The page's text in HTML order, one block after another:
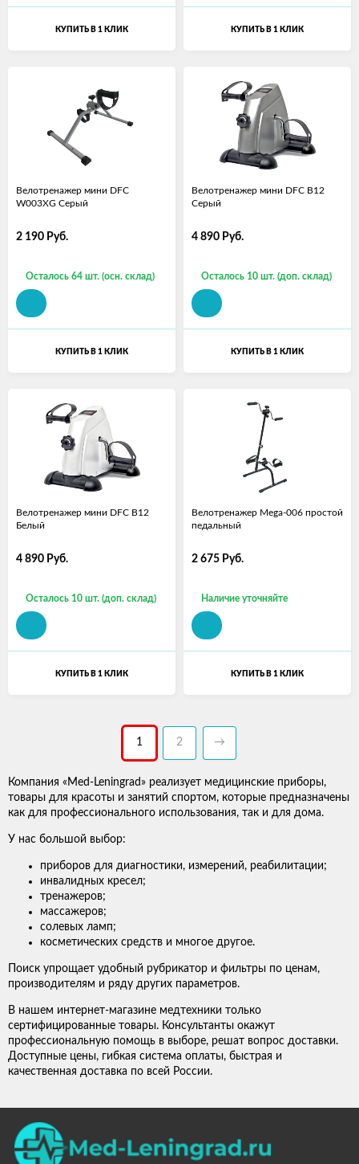
КУПИТЬ В 1 КЛИК КУПИТЬ В 1 КЛИК
Велотренажер мини DFC
W003XG Серый
2 190 Руб.
Осталось 64 шт. (осн. склад)
КУПИТЬ В 1 КЛИК
Велотренажер мини DFC B12
Серый
4 890 Руб.
Осталось 10 шт. (доп. склад)
КУПИТЬ В 1 КЛИК
Велотренажер мини DFC B12
Белый
4 890 Руб.
Осталось 10 шт. (доп. склад)
КУПИТЬ В 1 КЛИК
Велотренажер Mega-006 простой
педальный
2 675 Руб.
Наличие уточняйте
КУПИТЬ В 1 КЛИК
1 2 →
Компания «Med-Leningrad» реализует медицинские приборы,
товары для красоты и занятий спортом, которые предназначены
как для профессионального использования, так и для дома.
У нас большой выбор:
приборов для диагностики, измерений, реабилитации;
инвалидных кресел;
тренажеров;
массажеров;
солевых ламп;
косметических средств и многое другое.
Поиск упрощает удобный рубрикатор и фильтры по ценам,
производителям и ряду других параметров.
В нашем интернет-магазине медтехники только
сертифицированные товары. Консультанты окажут
профессиональную помощь в выборе, решат вопрос доставки.
Доступные цены, гибкая система оплаты, быстрая и
качественная доставка по всей России.